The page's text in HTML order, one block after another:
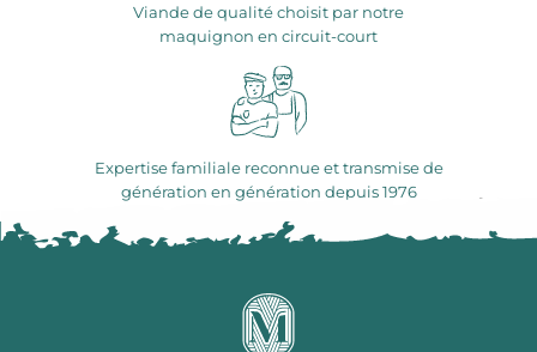
Viande de qualité choisit par notre
maquignon en circuit-court
Expertise familiale reconnue et transmise de
génération en génération depuis 1976